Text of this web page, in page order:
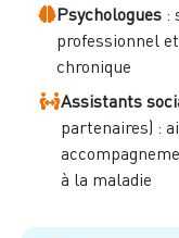
Psychologues :
professionnel
chronique
Assistants
partenaires) :
à la maladie